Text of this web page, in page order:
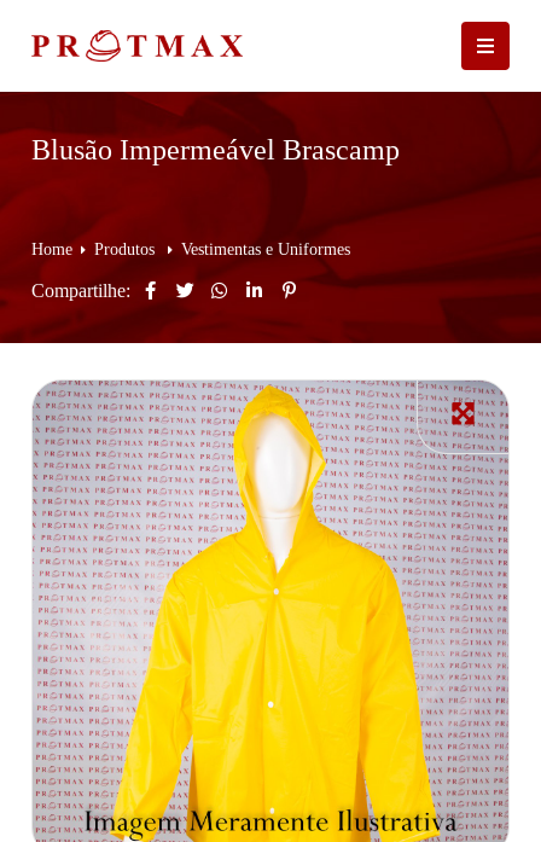
Blusão Impermeável Brascamp
Home Produtos Vestimentas e Uniformes
Compartilhe: